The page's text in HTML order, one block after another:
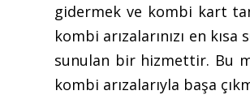
gidermek ve kombi kart
kombi arızalarınızı en
sunulan bir hizmettir. Bu
kombi arızalarıyla başa